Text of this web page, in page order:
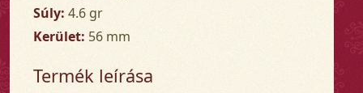
Súly: 4.6 gr
Kerület: 56 mm
Termék leírása